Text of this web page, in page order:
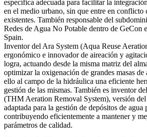
específica adecuada para facilitar la
en el medio urbano, sin que entre en conflicto
existentes. También responsable del
Redes de Agua No Potable dentro de GeCon
Spain.
Inventor del Ara System (Aqua Reuse
ergonómico e innovador de aireación y
logra, actuando desde la misma matriz del
optimizar la oxigenación de grandes masas de
ello al campo de la hidráulica una eficiente
gestión de las mismas. También es inventor
(THM Aeration Removal System), versión
adaptada para la gestión de depósitos de agua
contribuyendo eficientemente a mantener y
parámetros de calidad.